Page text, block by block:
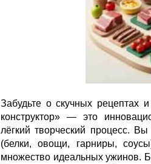
Забудьте о скучных рецептах
конструктор» — это
лёгкий творческий процесс.
(белки, овощи, гарниры,
множество идеальных ужинов.